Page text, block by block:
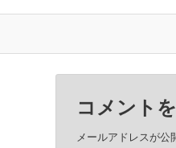
コメント
メールアドレスが公